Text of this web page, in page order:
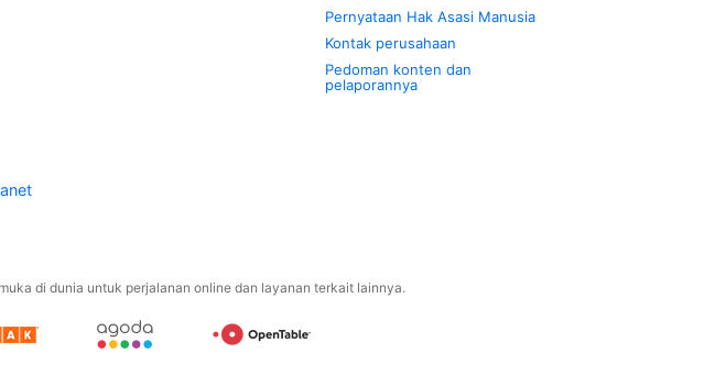
Pernyataan Hak Asasi Manusia
Kontak perusahaan
Pedoman konten dan
pelaporannya
di dunia untuk perjalanan online dan layanan terkait lainnya.